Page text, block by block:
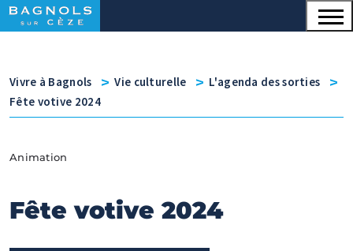
Panneau de gestion des cookies
Menu principal
Contenu
Vivre à Bagnols v Vie culturelle v L'agenda des sorties v
Fête votive 2024
Fête votive 2024
Animation